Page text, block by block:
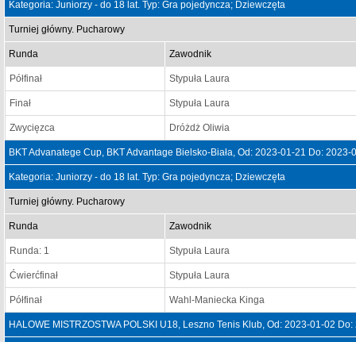
Kategoria: Juniorzy - do 18 lat. Typ: Gra pojedyncza; Dziewczęta
Turniej główny. Pucharowy
Runda Zawodnik
Półfinał Stypuła Laura
Finał Stypuła Laura
Zwycięzca Dróżdż Oliwia
BKT Advanatege Cup, BKT Advantage Bielsko-Biała, Od: 2023-01-21 Do: 2023-
Kategoria: Juniorzy - do 18 lat. Typ: Gra pojedyncza; Dziewczęta
Turniej główny. Pucharowy
Runda Zawodnik
Runda: 1 Stypuła Laura
Ćwierćfinał Stypuła Laura
Półfinał Wahl-Maniecka Kinga
HALOWE MISTRZOSTWA POLSKI U18, Leszno Tenis Klub, Od: 2023-01-02